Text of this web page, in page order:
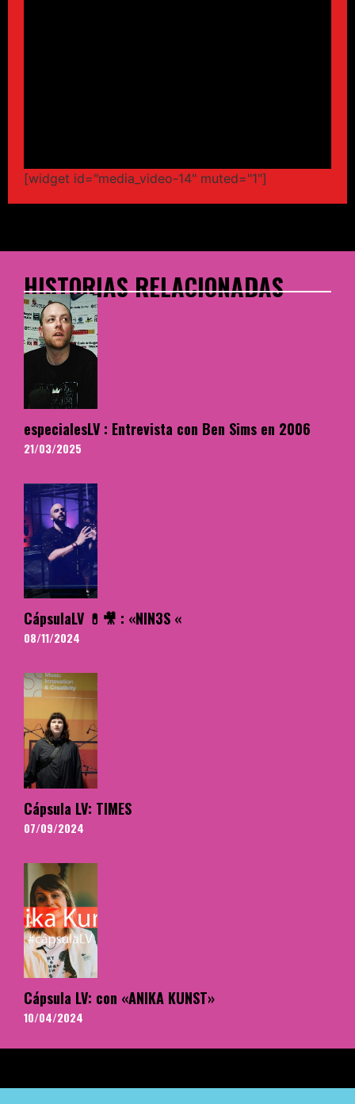
[widget id="media_video-14" muted="1"]
HISTORIAS RELACIONADAS
especialesLV : Entrevista con Ben Sims en 2006
21/03/2025
CápsulaLV 💊🎥 : «NIN3S «
08/11/2024
Cápsula LV: TIMES
07/09/2024
Cápsula LV: con «ANIKA KUNST»
10/04/2024